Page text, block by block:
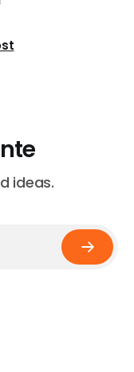
ideas.